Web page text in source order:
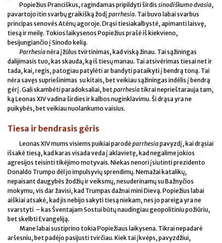
Popiežius Pranciškus, ragindamas pripildyti širdis sinodiškumo dvasia,
pavartojo itin svarbų graikišką žodį parrhesia. Tai buvo labai svarbus
principas senovės Atėnų agoroje. Drąsi tiesiakalbystė, apimanti laisvę,
tiesą ir meilę. Tokios laikysenos Popiežius prašė iš kiekvieno,
besijungiančio į Sinodo kelią.
Parrhesianėra įžūlus tvirtinimas, kad viską žinau. Tai sąžiningas
dalijimasis tuo, kas skauda, ką iš tiesų manau. Tai atsivėrimas tiesai net ir
tada, kai, regis, patogiau patylėti ar bandyti pataikyti į bendrą toną. Tai
nėra savęs supriešinimas su kitais, bet veikiau sąžiningas indėlis į bendrą
gėrį. Gali skambėti paradoksaliai, betparrhesiatikrai neprieštarauja tam,
ką Leonas XIV vadina širdies ir kalbos nuginklavimu. Ši drąsa yra ne
puikybės, bet veikiau nuolankumo vaisius.
Tiesa ir bendrasis gėris
Leonas XIV mums visiems puikiai parodėparrhesiapavyzdį, kai drąsiai
išsakė tiesą, kad karas visada veda į aklavietę, kad negalime jokios
agresijos teisinti tikėjimo motyvais. Niekas nenori įsiutinti prezidento
Donaldo Trumpo dėl jo impulsyvių sprendimų. Nemažai katalikų,
nepaisant daugybės žodžių ir veiksmų, nesuderinamų su Bažnyčios
mokymu, vis dar žavisi, kad Trumpas dažnai mini Dievą. Popiežius labai
aiškiai atsakė, kad jis nebijo sakyti tiesą niekam, nes jo pareiga yra ne
svarstyti – kas Šventajam Sostui būtų naudingiau geopolitiniu požiūriu,
bet skelbti Evangeliją.
Mane labai sustiprino tokia Popiežiaus laikysena. Tikrai nepadarė
aršesniu, bet padėjo pasijusti tvirčiau. Kiek tai įkvėps, pavyzdžiui,